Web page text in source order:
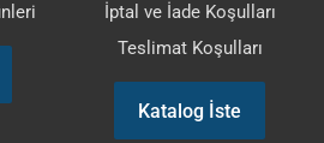
İptal ve İade Koşulları
Teslimat Koşulları
Katalog İste